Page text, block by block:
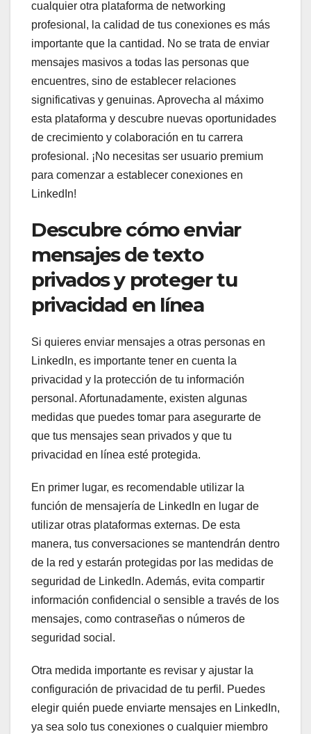
cualquier otra plataforma de networking
profesional, la calidad de tus conexiones es más
importante que la cantidad. No se trata de enviar
mensajes masivos a todas las personas que
encuentres, sino de establecer relaciones
significativas y genuinas. Aprovecha al máximo
esta plataforma y descubre nuevas oportunidades
de crecimiento y colaboración en tu carrera
profesional. ¡No necesitas ser usuario premium
para comenzar a establecer conexiones en
LinkedIn!
Descubre cómo enviar
mensajes de texto
privados y proteger tu
privacidad en línea
Si quieres enviar mensajes a otras personas en
LinkedIn, es importante tener en cuenta la
privacidad y la protección de tu información
personal. Afortunadamente, existen algunas
medidas que puedes tomar para asegurarte de
que tus mensajes sean privados y que tu
privacidad en línea esté protegida.
En primer lugar, es recomendable utilizar la
función de mensajería de LinkedIn en lugar de
utilizar otras plataformas externas. De esta
manera, tus conversaciones se mantendrán dentro
de la red y estarán protegidas por las medidas de
seguridad de LinkedIn. Además, evita compartir
información confidencial o sensible a través de los
mensajes, como contraseñas o números de
seguridad social.
Otra medida importante es revisar y ajustar la
configuración de privacidad de tu perfil. Puedes
elegir quién puede enviarte mensajes en LinkedIn,
ya sea solo tus conexiones o cualquier miembro